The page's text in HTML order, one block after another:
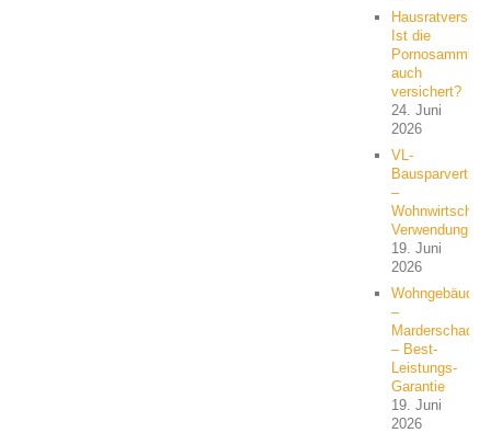
Ist die
auch
versichert?
24. Juni
2026
VL-
Bausparvertrag
–
Verwendung?
19. Juni
2026
Wohngebäude
–
Marderschaden
– Best-
Leistungs-
Garantie
19. Juni
2026